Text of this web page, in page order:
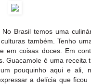
Brasil temos uma
também. Tenho
em coisas doces. Em
Guacamole é uma receita
pouquinho aqui e ali,
a delícia que ficou